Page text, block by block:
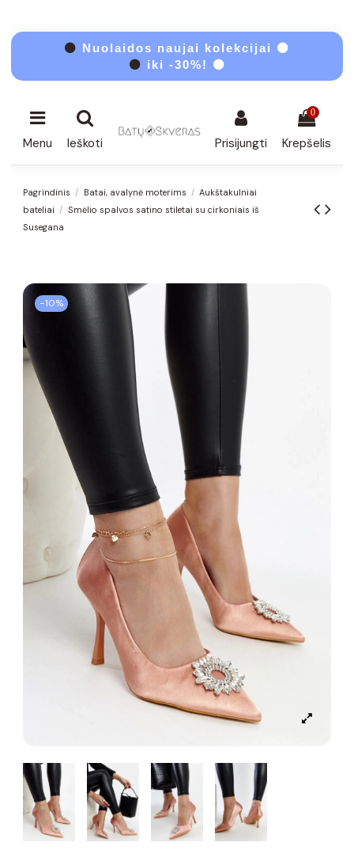
⚫ Nuolaidos naujai kolekcijai ⚫
⚫ iki -30%! ⚫
Menu Ieškoti Prisijungti
0
Krepšelis
Pagrindinis Batai, avalynė moterims
Aukštakulniai
bateliai
Smėlio spalvos satino stiletai su cirkoniais iš
Susegana
−10%